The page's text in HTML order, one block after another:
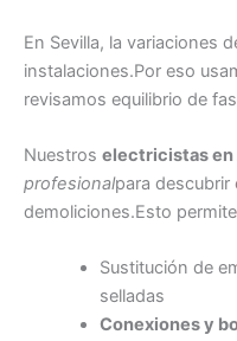
En Sevilla, la variaciones
instalaciones.Por eso
revisamos equilibrio de
Nuestros electricistas en
profesionalpara descubrir
demoliciones.Esto
Sustitución de
selladas
Conexiones y